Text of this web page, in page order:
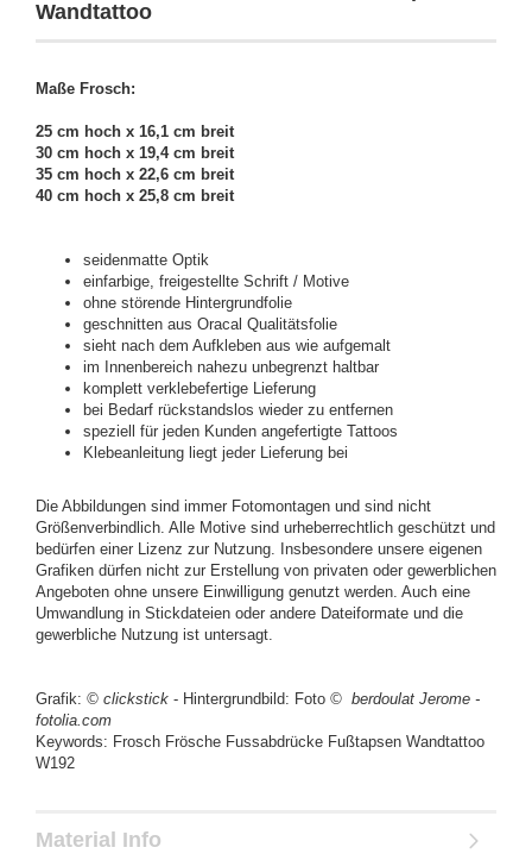
Wandtattoo
Maße Frosch:
25 cm hoch x 16,1 cm breit
30 cm hoch x 19,4 cm breit
35 cm hoch x 22,6 cm breit
40 cm hoch x 25,8 cm breit
seidenmatte Optik
einfarbige, freigestellte Schrift / Motive
ohne störende Hintergrundfolie
geschnitten aus Oracal Qualitätsfolie
sieht nach dem Aufkleben aus wie aufgemalt
im Innenbereich nahezu unbegrenzt haltbar
komplett verklebefertige Lieferung
bei Bedarf rückstandslos wieder zu entfernen
speziell für jeden Kunden angefertigte Tattoos
Klebeanleitung liegt jeder Lieferung bei
Die Abbildungen sind immer Fotomontagen und sind nicht
Größenverbindlich. Alle Motive sind urheberrechtlich geschützt und
bedürfen einer Lizenz zur Nutzung. Insbesondere unsere eigenen
Grafiken dürfen nicht zur Erstellung von privaten oder gewerblichen
Angeboten ohne unsere Einwilligung genutzt werden. Auch eine
Umwandlung in Stickdateien oder andere Dateiformate und die
gewerbliche Nutzung ist untersagt.
Grafik: © clickstick - Hintergrundbild: Foto © berdoulat Jerome -
fotolia.com
Keywords: Frosch Frösche Fussabdrücke Fußtapsen Wandtattoo
W192
Material Info